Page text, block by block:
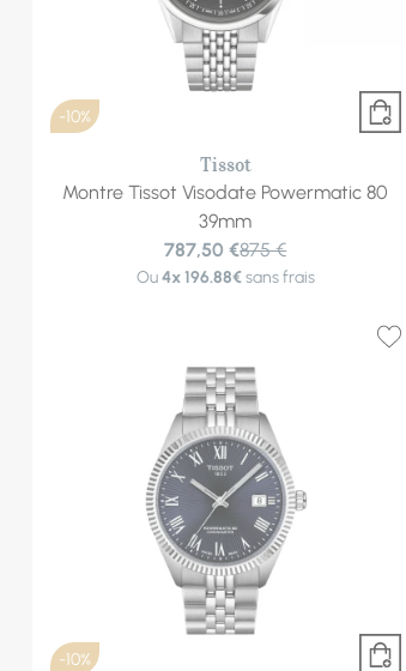
-10%
Tissot
Montre Tissot Visodate Powermatic 80
39mm
787,50 €875 €
Ou4x 196.88€sans frais
-10%